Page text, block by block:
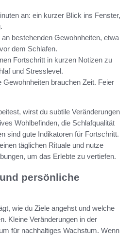
an: ein kurzer Blick ins Fenster,
bestehenden Gewohnheiten, etwa
dem Schlafen.
Fortschritt in kurzen Notizen zu
und Stresslevel.
Gewohnheiten brauchen Zeit. Feier
wirst du subtile Veränderungen
Wohlbefinden, die Schlafqualität
sind gute Indikatoren für Fortschritt.
täglichen Rituale und nutze
um das Erlebte zu vertiefen.
persönliche
wie du Ziele angehst und welche
Kleine Veränderungen in der
für nachhaltiges Wachstum. Wenn